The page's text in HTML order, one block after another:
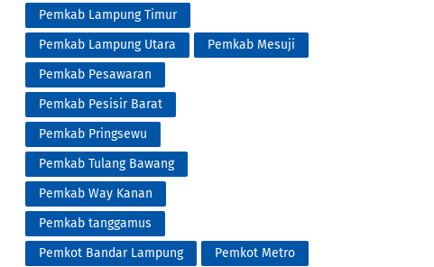
Pemkab Lampung Timur
Pemkab Lampung Utara
Pemkab Mesuji
Pemkab Pesawaran
Pemkab Pesisir Barat
Pemkab Pringsewu
Pemkab Tulang Bawang
Pemkab Way Kanan
Pemkab tanggamus
Pemkot Bandar Lampung
Pemkot Metro